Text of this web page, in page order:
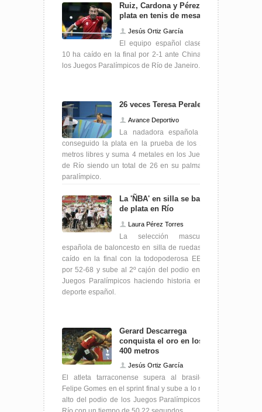
Ruiz, Cardona y Pérez,
plata en tenis de mesa
Jesús Ortiz García
El equipo español clase 9-
10 ha caído en la final por 2-1 ante China en
los Juegos Paralímpicos de Río de Janeiro.
26 veces Teresa Perales
Avance Deportivo
La nadadora española ha
conseguido la plata en la prueba de los 100
metros libres y suma 4 metales en los Juegos
de Río siendo un total de 26 en su palmarés
paralímpico.
La 'ÑBA' en silla se baña
de plata en Río
Laura Pérez Torres
La selección masculina
española de baloncesto en silla de ruedas ha
caído en la final con la todopoderosa EEUU
por 52-68 y sube al 2º cajón del podio en los
Juegos Paralímpicos haciendo historia en el
deporte español.
Gerard Descarrega
conquista el oro en los
400 metros
Jesús Ortiz García
El atleta tarraconense supera al brasileño
Felipe Gomes en el sprint final y sube a lo más
alto del podio de los Juegos Paralímpicos de